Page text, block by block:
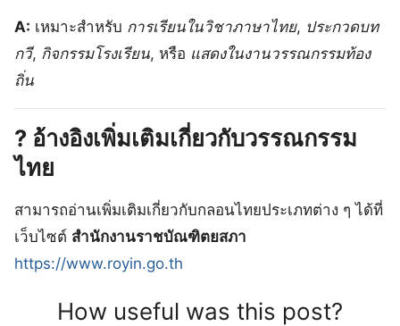
A: เหมาะสำหรับ การเรียนในวิชาภาษาไทย, ประกวดบท
กวี, กิจกรรมโรงเรียน, หรือ แสดงในงานวรรณกรรมท้อง
ถิ่น
? อ้างอิงเพิ่มเติมเกี่ยวกับวรรณกรรม
ไทย
สามารถอ่านเพิ่มเติมเกี่ยวกับกลอนไทยประเภทต่าง ๆ ได้ที่
เว็บไซต์ สำนักงานราชบัณฑิตยสภา
https://www.royin.go.th
How useful was this post?